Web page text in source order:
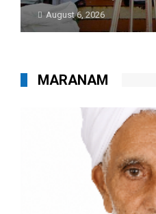
August 6, 2026
MARANAM